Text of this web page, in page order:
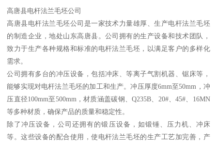
高唐县电杆法兰毛坯公司
高唐县电杆法兰毛坯公司是一家技术力量雄厚、生产电杆法兰毛坯
的制造企业，地处山东高唐县。公司拥有的生产设备和技术团队，
致力于生产各种规格和标准的电杆法兰毛坯，以满足客户的多样化
需求。
公司拥有多台的冲压设备，包括冲床、等离子气割机器、锯床等，
能够实现对电杆法兰毛坯的加工和生产。冲压厚度6mm至50mm，冲
压直径100mm至500mm，材质涵盖碳钢、Q235B、20#、45#、16MN
等多种材质，确保产品的质量和稳定性。
除了冲压设备，公司还拥有的锻压设备，如锻锤、压力机、冲床
等。这些设备的配合使用，使电杆法兰毛坯的生产工艺加完善，产